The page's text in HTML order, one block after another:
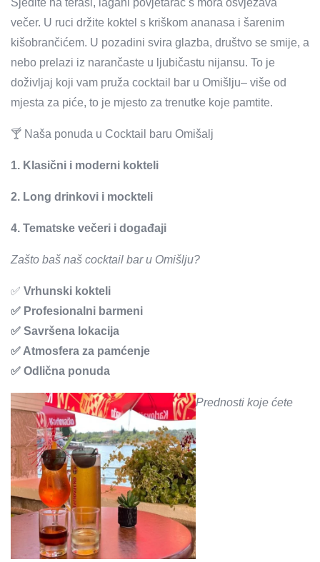
Sjedite na terasi, lagani povjetarac s mora osvježava
večer. U ruci držite koktel s kriškom ananasa i šarenim
kišobrančićem. U pozadini svira glazba, društvo se smije, a
nebo prelazi iz narančaste u ljubičastu nijansu. To je
doživljaj koji vam pruža cocktail bar u Omišlju– više od
mjesta za piće, to je mjesto za trenutke koje pamtite.
🍸 Naša ponuda u Cocktail baru Omišalj
1. Klasični i moderni kokteli
2. Long drinkovi i mockteli
4. Tematske večeri i događaji
Zašto baš naš cocktail bar u Omišlju?
✅ Vrhunski kokteli
✅ Profesionalni barmeni
✅ Savršena lokacija
✅ Atmosfera za pamćenje
✅ Odlična ponuda
Prednosti koje ćete